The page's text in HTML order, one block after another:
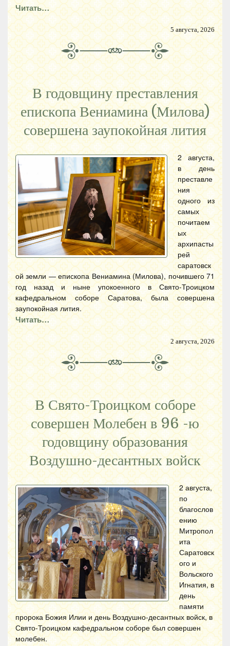
Читать…
5 августа, 2026
В годовщину преставления
епископа Вениамина (Милова)
совершена заупокойная лития
2 августа,
в день
преставле
ния
одного из
самых
почитаем
ых
архипасты
рей
саратовск
ой земли — епископа Вениамина (Милова), почившего 71
год назад и ныне упокоенного в Свято-Троицком
кафедральном соборе Саратова, была совершена
заупокойная лития.
Читать…
2 августа, 2026
В Свято-Троицком соборе
совершен Молебен в 96 -ю
годовщину образования
Воздушно-десантных войск
2 августа,
по
благослов
ению
Митропол
ита
Саратовск
ого и
Вольского
Игнатия, в
день
памяти
пророка Божия Илии и день Воздушно-десантных войск, в
Свято-Троицком кафедральном соборе был совершен
молебен.